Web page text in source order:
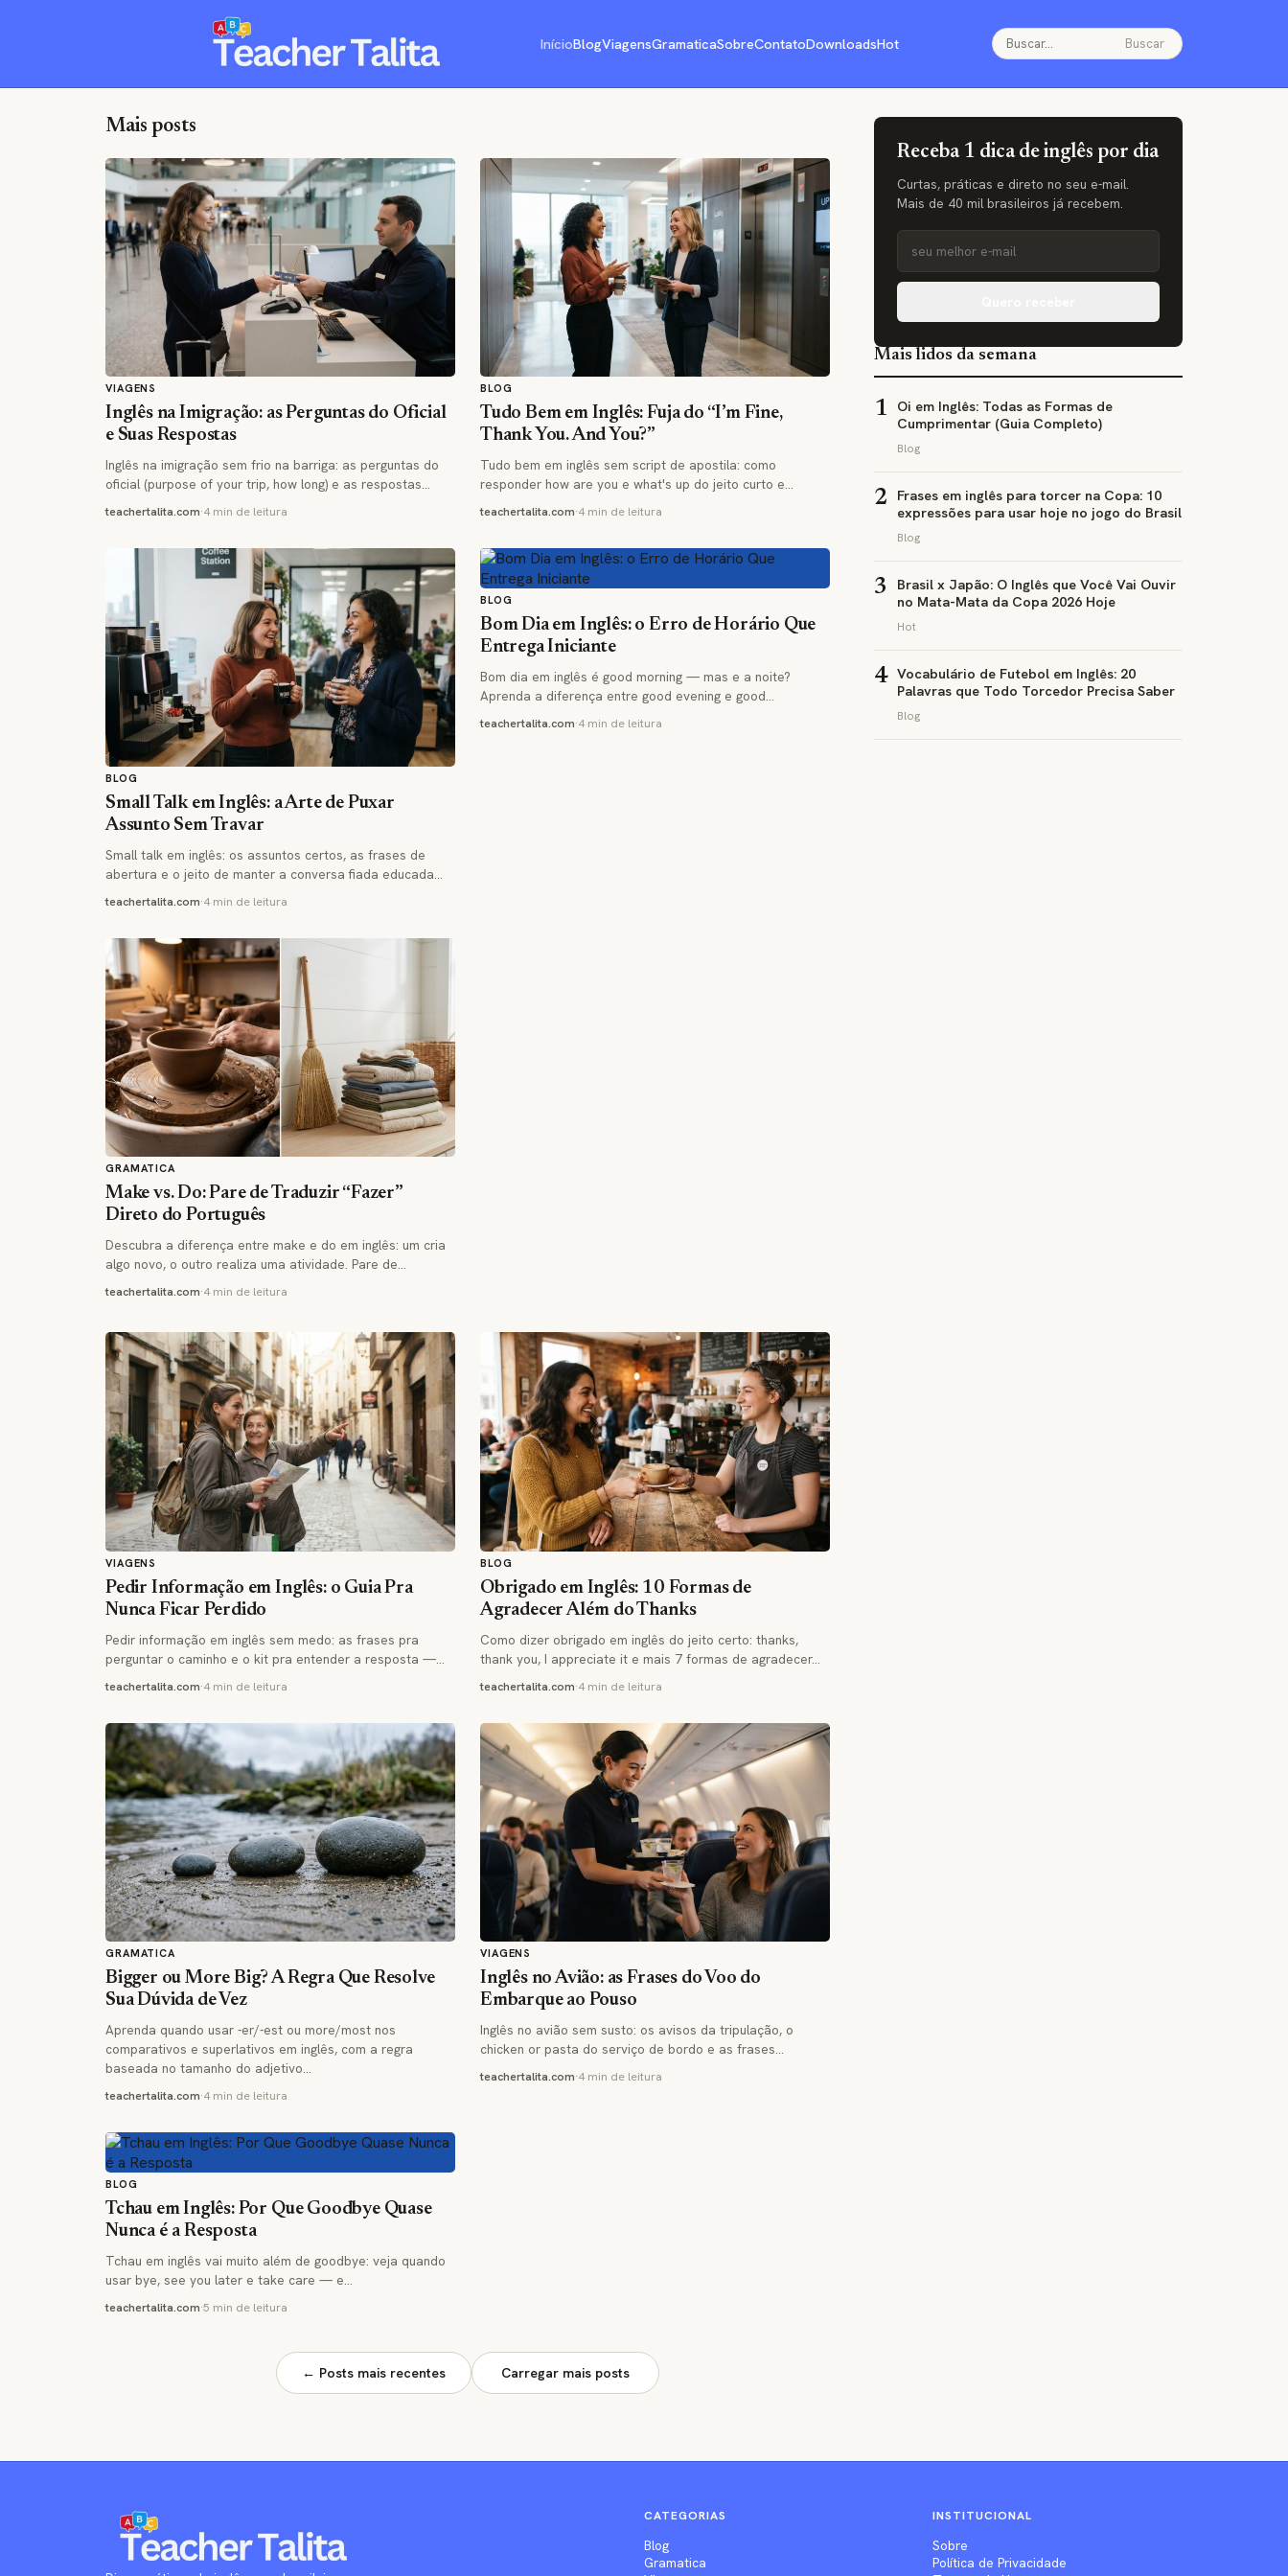
InícioBlogViagensGramaticaSobreContatoDownloadsHot Buscar
Mais posts
VIAGENS
Inglês na Imigração: as Perguntas do Oficial
e Suas Respostas
Inglês na imigração sem frio na barriga: as perguntas do
oficial (purpose of your trip, how long) e as respostas…
teachertalita.com·4 min de leitura
BLOG
Tudo Bem em Inglês: Fuja do “I’m Fine,
Thank You. And You?”
Tudo bem em inglês sem script de apostila: como
responder how are you e what's up do jeito curto e…
teachertalita.com·4 min de leitura
BLOG
Small Talk em Inglês: a Arte de Puxar
Assunto Sem Travar
Small talk em inglês: os assuntos certos, as frases de
abertura e o jeito de manter a conversa fiada educada…
teachertalita.com·4 min de leitura
BLOG
Bom Dia em Inglês: o Erro de Horário Que
Entrega Iniciante
Bom dia em inglês é good morning — mas e a noite?
Aprenda a diferença entre good evening e good…
teachertalita.com·4 min de leitura
GRAMATICA
Make vs. Do: Pare de Traduzir “Fazer”
Direto do Português
Descubra a diferença entre make e do em inglês: um cria
algo novo, o outro realiza uma atividade. Pare de…
teachertalita.com·4 min de leitura
VIAGENS
Pedir Informação em Inglês: o Guia Pra
Nunca Ficar Perdido
Pedir informação em inglês sem medo: as frases pra
perguntar o caminho e o kit pra entender a resposta —…
teachertalita.com·4 min de leitura
BLOG
Obrigado em Inglês: 10 Formas de
Agradecer Além do Thanks
Como dizer obrigado em inglês do jeito certo: thanks,
thank you, I appreciate it e mais 7 formas de agradecer…
teachertalita.com·4 min de leitura
GRAMATICA
Bigger ou More Big? A Regra Que Resolve
Sua Dúvida de Vez
Aprenda quando usar -er/-est ou more/most nos
comparativos e superlativos em inglês, com a regra
baseada no tamanho do adjetivo…
teachertalita.com·4 min de leitura
VIAGENS
Inglês no Avião: as Frases do Voo do
Embarque ao Pouso
Inglês no avião sem susto: os avisos da tripulação, o
chicken or pasta do serviço de bordo e as frases…
teachertalita.com·4 min de leitura
BLOG
Tchau em Inglês: Por Que Goodbye Quase
Nunca é a Resposta
Tchau em inglês vai muito além de goodbye: veja quando
usar bye, see you later e take care — e…
teachertalita.com·5 min de leitura
← Posts mais recentes Carregar mais posts
Receba 1 dica de inglês por dia
Curtas, práticas e direto no seu e-mail.
Mais de 40 mil brasileiros já recebem.
Mais lidos da semana
1
Oi em Inglês: Todas as Formas de
Cumprimentar (Guia Completo)
Blog
2
Frases em inglês para torcer na Copa: 10
expressões para usar hoje no jogo do Brasil
Blog
3
Brasil x Japão: O Inglês que Você Vai Ouvir
no Mata-Mata da Copa 2026 Hoje
Hot
4 Vocabulário de Futebol em Inglês: 20
Palavras que Todo Torcedor Precisa Saber
Blog
CATEGORIAS
Blog
Gramatica
INSTITUCIONAL
Sobre
Política de Privacidade